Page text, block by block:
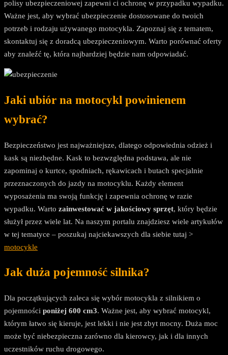
polisy ubezpieczeniowej zapewni ci ochronę w przypadku wypadku.
Ważne jest, aby wybrać ubezpieczenie dostosowane do twoich
potrzeb i rodzaju używanego motocykla. Zapoznaj się z tematem,
skontaktuj się z doradcą ubezpieczeniowym. Warto porównać oferty
aby znaleźć tę, która najbardziej będzie nam odpowiadać.
Jaki ubiór na motocykl powinienem
wybrać?
Bezpieczeństwo jest najważniejsze, dlatego odpowiednia odzież i
kask są niezbędne. Kask to bezwzględna podstawa, ale nie
zapominaj o kurtce, spodniach, rękawicach i butach specjalnie
przeznaczonych do jazdy na motocyklu. Każdy element
wyposażenia ma swoją funkcję i zapewnia ochronę w razie
wypadku. Warto zainwestować w jakościowy sprzęt, który będzie
służył przez wiele lat. Na naszym portalu znajdziesz wiele artykułów
w tej tematyce – poszukaj najciekawszych dla siebie tutaj >
motocykle
Jak duża pojemność silnika?
Dla początkujących zaleca się wybór motocykla z silnikiem o
pojemności poniżej 600 cm3. Ważne jest, aby wybrać motocykl,
którym łatwo się kieruje, jest lekki i nie jest zbyt mocny. Duża moc
może być niebezpieczna zarówno dla kierowcy, jak i dla innych
uczestników ruchu drogowego.